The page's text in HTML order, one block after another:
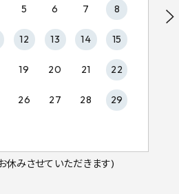
5 6 7 8
12 13 14 15
19 20 21 22
26 27 28 29
みさせていただきます)